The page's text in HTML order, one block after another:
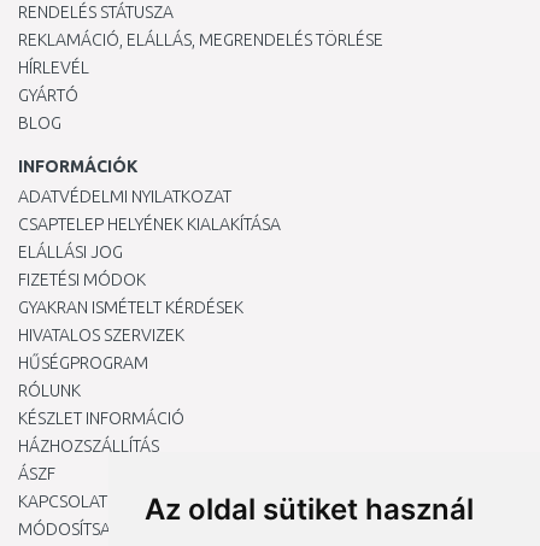
Az oldal sütiket használ
RENDELÉS STÁTUSZA
REKLAMÁCIÓ, ELÁLLÁS, MEGRENDELÉS TÖRLÉSE
HÍRLEVÉL
GYÁRTÓ
BLOG
INFORMÁCIÓK
ADATVÉDELMI NYILATKOZAT
CSAPTELEP HELYÉNEK KIALAKÍTÁSA
ELÁLLÁSI JOG
FIZETÉSI MÓDOK
GYAKRAN ISMÉTELT KÉRDÉSEK
HIVATALOS SZERVIZEK
HŰSÉGPROGRAM
RÓLUNK
KÉSZLET INFORMÁCIÓ
HÁZHOZSZÁLLÍTÁS
ÁSZF
KAPCSOLAT
MÓDOSÍTSA A COOKIE-BEÁLLÍTÁSAIMAT